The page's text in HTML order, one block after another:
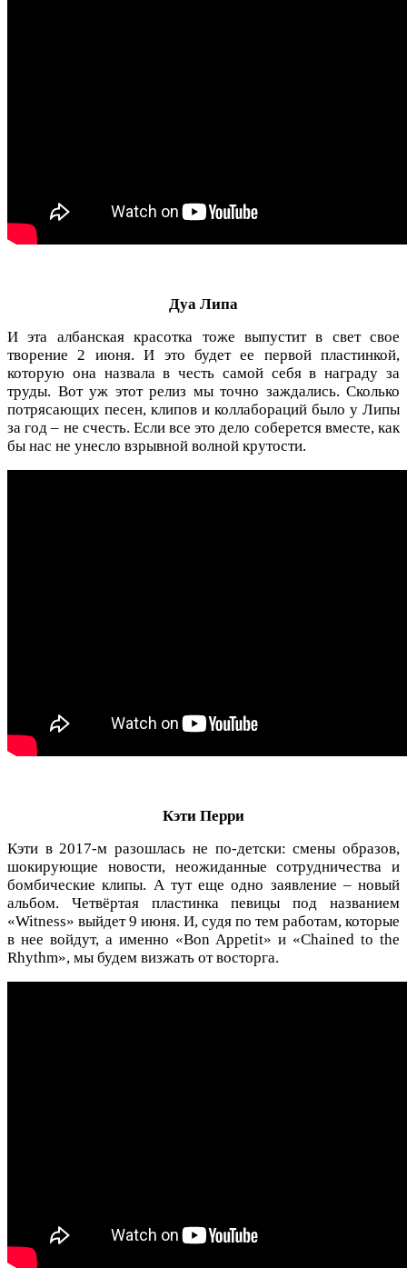
Дуа Липа
И эта албанская красотка тоже выпустит в свет свое
творение 2 июня. И это будет ее первой пластинкой,
которую она назвала в честь самой себя в награду за
труды. Вот уж этот релиз мы точно заждались. Сколько
потрясающих песен, клипов и коллабораций было у Липы
за год – не счесть. Если все это дело соберется вместе, как
бы нас не унесло взрывной волной крутости.
Кэти Перри
Кэти в 2017-м разошлась не по-детски: смены образов,
шокирующие новости, неожиданные сотрудничества и
бомбические клипы. А тут еще одно заявление – новый
альбом. Четвёртая пластинка певицы под названием
«Witness» выйдет 9 июня. И, судя по тем работам, которые
в нее войдут, а именно «Bon Appetit» и «Chained to the
Rhythm», мы будем визжать от восторга.